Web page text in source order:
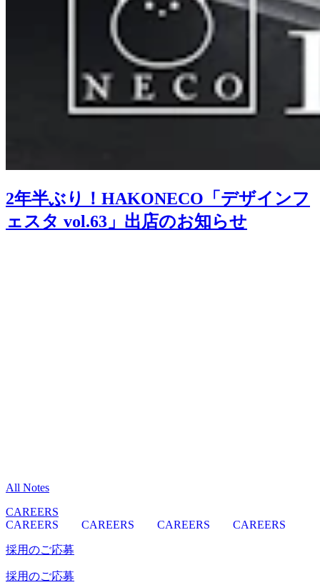
2年半ぶり！HAKONECO「デザインフ
ェスタ vol.63」出店のお知らせ
All Notes
CAREERS
CAREERS
CAREERS CAREERS CAREERS
採用のご応募
採用のご応募